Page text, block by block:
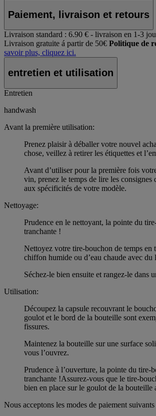
Paiement, livraison et retours
Livraison standard : 6.90 € - livraison en 1-3
Livraison gratuite á partir de 50€ Politique de
savoir plus, cliquez ici.
entretien et utilisation
Entretien
handwash
Avant la première utilisation:
Prenez plaisir à déballer votre nouvel
chose, veillez à retirer les étiquettes et
Avant d’utiliser pour la première fois
vin, prenez le temps de lire les consignes
aux spécificités de votre modèle.
Nettoyage:
Prudence en le nettoyant, la pointe du
tranchante !
Nettoyez votre tire-bouchon de temps en
chiffon humide ou d’eau chaude avec du
Séchez-le bien ensuite et rangez-le dans
Utilisation:
Découpez la capsule recouvrant le
goulot et le bord de la bouteille sont
fissures.
Maintenez la bouteille sur une surface
vous l’ouvrez.
Prudence à l’ouverture, la pointe du tire-
tranchante !Assurez-vous que le tire-
bien en place sur le goulot de la bouteille
Nous acceptons les modes de paiement suivants